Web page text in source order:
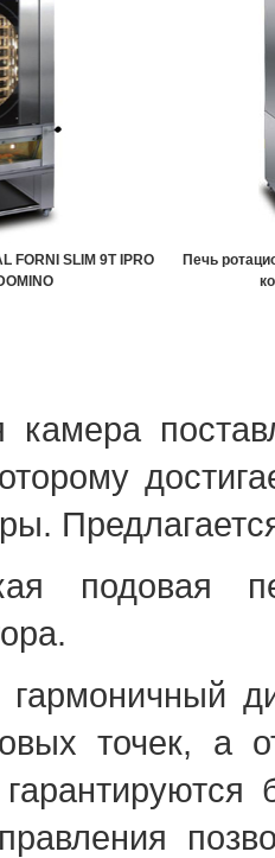
FORNI SLIM 9T IPRO
Печь
камера
точек, а